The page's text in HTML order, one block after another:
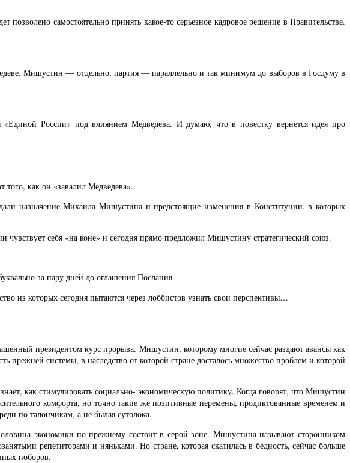
самостоятельно принять какое-то серьезное кадровое решение в Правительстве.
Мишустин — отдельно, партия — параллельно и так минимум до выборов в Госдуму в
«Единой России» под влиянием Медведева. И думаю, что в повестку вернется идея про
того, как он «завалил Медведева».
назначение Михаила Мишустина и предстоящие изменения в Конституции, в которых
себя «на коне» и сегодня прямо предложил Мишустину стратегический союз.
за пару дней до оглашения Послания.
из которых сегодня пытаются через лоббистов узнать свои перспективы…
президентом курс прорыва. Мишустин, которому многие сейчас раздают авансы как
системы, в наследство от которой стране досталось множество проблем и которой
как стимулировать социально- экономическую политику. Когда говорят, что Мишустин
комфорта, но точно такие же позитивные перемены, продиктованные временем и
по талончикам, а не былая сутолока.
экономики по-прежнему состоит в серой зоне. Мишустина называют сторонником
репетиторами и няньками. Но стране, которая скатилась в бедность, сейчас больше
поборов.